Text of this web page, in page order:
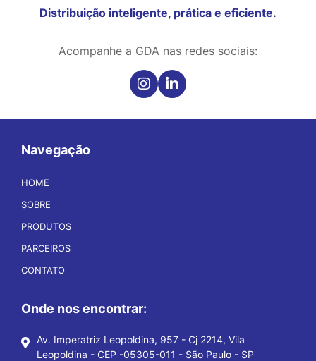
Distribuição inteligente, prática e eficiente.
Acompanhe a GDA nas redes sociais:
Navegação
HOME
SOBRE
PRODUTOS
PARCEIROS
CONTATO
Onde nos encontrar:
Av. Imperatriz Leopoldina, 957 - Cj 2214, Vila
Leopoldina - CEP -05305-011 - São Paulo - SP